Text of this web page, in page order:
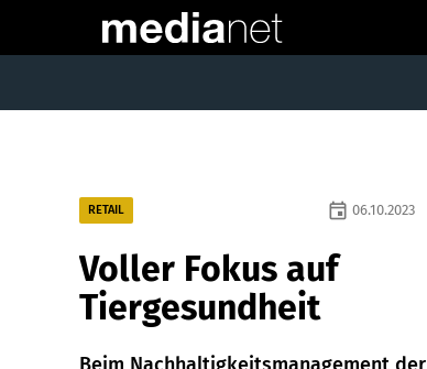
RETAIL event 06.10.2023
Voller Fokus auf
Tiergesundheit
Beim Nachhaltigkeitsmanagement der